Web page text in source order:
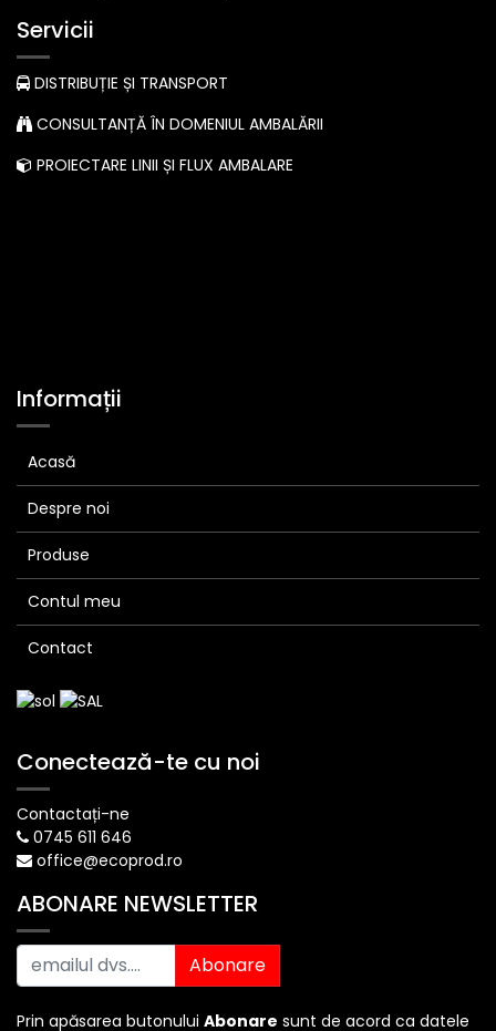
Servicii
DISTRIBUȚIE ȘI TRANSPORT
CONSULTANȚĂ ÎN DOMENIUL AMBALĂRII
PROIECTARE LINII ȘI FLUX AMBALARE
Informații
Acasă
Despre noi
Produse
Contul meu
Contact
Conectează-te cu noi
Contactați-ne
0745 611 646
office@ecoprod.ro
ABONARE NEWSLETTER
Abonare
Prin apăsarea butonului Abonare sunt de acord ca datele